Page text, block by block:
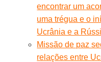
encontrar um
uma trégua e o
Ucrânia e a
Missão de paz
relações entre